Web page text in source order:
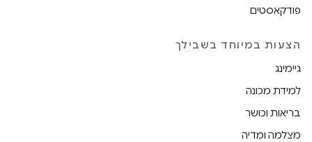
פודקאסטים
הצעות במיוחד בשבילך
גיימינג
למידת מכונה
בריאות וכושר
מצלמה ומדיה